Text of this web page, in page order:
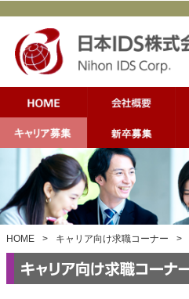
HOME > キャリア向け求職コーナー >